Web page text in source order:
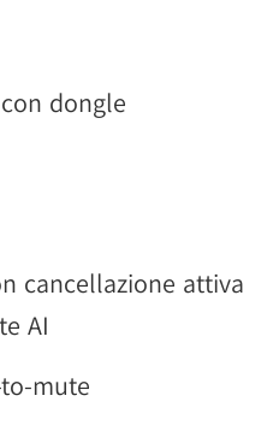
dongle
cancellazione attiva
AI
mute